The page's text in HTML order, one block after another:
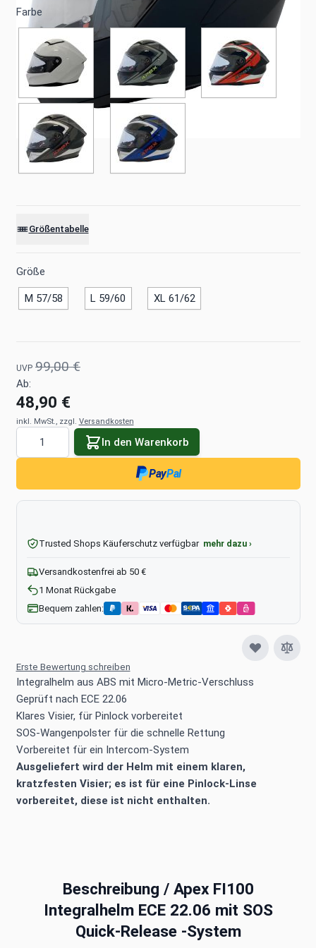
Erste Bewertung schreiben
Integralhelm aus ABS mit Micro-Metric-Verschluss
Geprüft nach ECE 22.06
Klares Visier, für Pinlock vorbereitet
SOS-Wangenpolster für die schnelle Rettung
Vorbereitet für ein Intercom-System
Ausgeliefert wird der Helm mit einem klaren,
kratzfesten Visier; es ist für eine Pinlock-Linse
vorbereitet, diese ist nicht enthalten.
Farbe
Größentabelle
Größe
M 57/58 L 59/60 XL 61/62
UVP 99,00 €
Ab:
48,90 €
inkl. MwSt., zzgl. Versandkosten
In den Warenkorb
PayPal
Trusted Shops Käuferschutz verfügbar mehr dazu ›
Versandkostenfrei ab 50 €
1 Monat Rückgabe
Bequem zahlen:
Beschreibung / Apex FI100
Integralhelm ECE 22.06 mit SOS
Quick-Release -System